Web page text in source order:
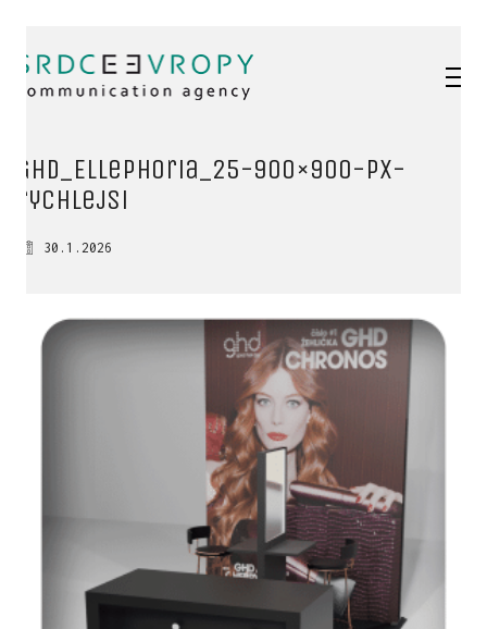
GHD_Ellephoria_25-900×900-px-
rychlejsi
30.1.2026